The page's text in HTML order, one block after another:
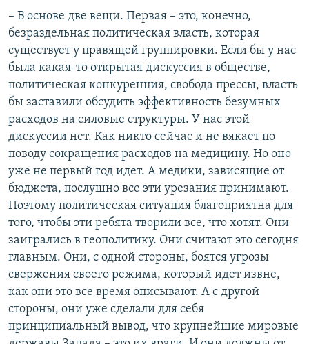
– В основе две вещи. Первая – это, конечно,
безраздельная политическая власть, которая
существует у правящей группировки. Если бы у нас
была какая-то открытая дискуссия в обществе,
политическая конкуренция, свобода прессы, власть
бы заставили обсудить эффективность безумных
расходов на силовые структуры. У нас этой
дискуссии нет. Как никто сейчас и не вякает по
поводу сокращения расходов на медицину. Но оно
уже не первый год идет. А медики, зависящие от
бюджета, послушно все эти урезания принимают.
Поэтому политическая ситуация благоприятна для
того, чтобы эти ребята творили все, что хотят. Они
заигрались в геополитику. Они считают это сегодня
главным. Они, с одной стороны, боятся угрозы
свержения своего режима, который идет извне,
как они это все время описывают. А с другой
стороны, они уже сделали для себя
принципиальный вывод, что крупнейшие мировые